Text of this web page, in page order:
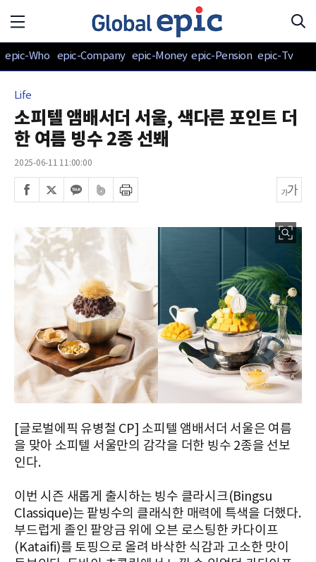
epic-Who epic-Company epic-Money epic-Pension epic-Tv
Life
소피텔 앰배서더 서울, 색다른 포인트 더
한 여름 빙수 2종 선봬
2025-06-11 11:00:00
[글로벌에픽 유병철 CP] 소피텔 앰배서더 서울은 여름
을 맞아 소피텔 서울만의 감각을 더한 빙수 2종을 선보
인다.
이번 시즌 새롭게 출시하는 빙수 클라시크(Bingsu
Classique)는 팥빙수의 클래식한 매력에 특색을 더했다.
부드럽게 졸인 팥앙금 위에 오븐 로스팅한 카다이프
(Kataifi)를 토핑으로 올려 바삭한 식감과 고소한 맛이